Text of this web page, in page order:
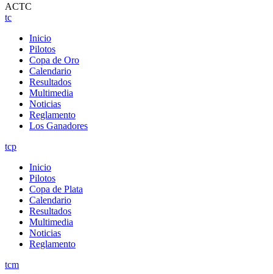
ACTC
tc
Inicio
Pilotos
Copa de Oro
Calendario
Resultados
Multimedia
Noticias
Reglamento
Los Ganadores
tcp
Inicio
Pilotos
Copa de Plata
Calendario
Resultados
Multimedia
Noticias
Reglamento
tcm